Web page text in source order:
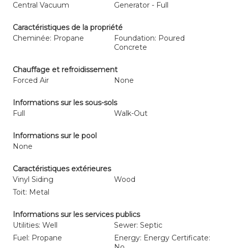
Central Vacuum
Generator - Full
Caractéristiques de la propriété
Cheminée: Propane
Foundation: Poured
Concrete
Chauffage et refroidissement
Forced Air
None
Informations sur les sous-sols
Full
Walk-Out
Informations sur le pool
None
Caractéristiques extérieures
Vinyl Siding
Wood
Toit: Metal
Informations sur les services publics
Utilities: Well
Sewer: Septic
Fuel: Propane
Energy: Energy Certificate: